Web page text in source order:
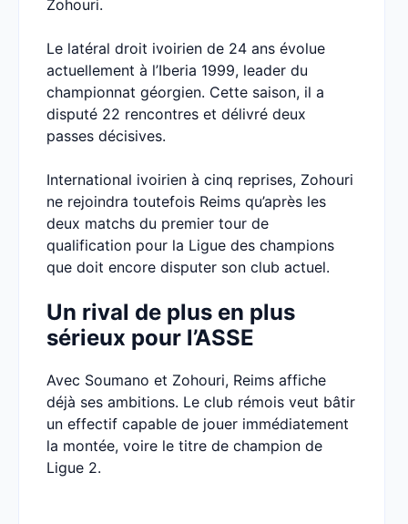
Zohouri.
Le latéral droit ivoirien de 24 ans évolue
actuellement à l’Iberia 1999, leader du
championnat géorgien. Cette saison, il a
disputé 22 rencontres et délivré deux
passes décisives.
International ivoirien à cinq reprises, Zohouri
ne rejoindra toutefois Reims qu’après les
deux matchs du premier tour de
qualification pour la Ligue des champions
que doit encore disputer son club actuel.
Un rival de plus en plus
sérieux pour l’ASSE
Avec Soumano et Zohouri, Reims affiche
déjà ses ambitions. Le club rémois veut bâtir
un effectif capable de jouer immédiatement
la montée, voire le titre de champion de
Ligue 2.